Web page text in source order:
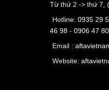
Từ thứ 2 -> thứ 7,
Hotline: 0935 29
46 98 - 0906 47
Email :
Website: